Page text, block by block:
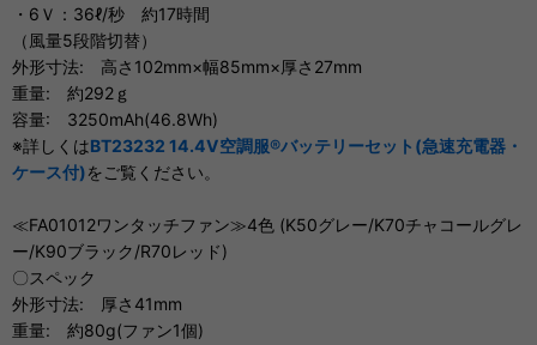
・6Ｖ：36ℓ/秒 約17時間
（風量5段階切替）
外形寸法: 高さ102mm×幅85mm×厚さ27mm
重量: 約292ｇ
容量: 3250mAh(46.8Wh)
※詳しくはBT23232 14.4V空調服®バッテリーセット(急速充電器・
ケース付)をご覧ください。
≪FA01012ワンタッチファン≫4色 (K50グレー/K70チャコールグレ
ー/K90ブラック/R70レッド)
〇スペック
外形寸法: 厚さ41mm
重量: 約80g(ファン1個)